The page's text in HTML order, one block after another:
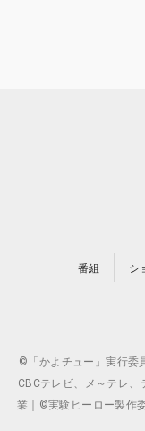
番組 シ
©「かよチュー」実行委
CBCテレビ、メ～テレ
業｜©実験ヒーロー製作